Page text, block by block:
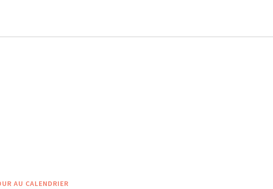
AU CALENDRIER